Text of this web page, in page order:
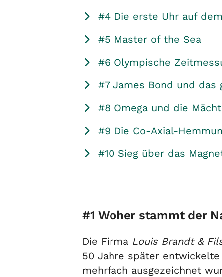
#4 Die erste Uhr auf
#5 Master of the Sea
#6 Olympische
#7 James Bond und das
#8 Omega und die
#9 Die Co-Axial-
#10 Sieg über das
#1 Woher stammt der
Die Firma Louis Brandt &
50 Jahre später entwickelte
mehrfach ausgezeichnet